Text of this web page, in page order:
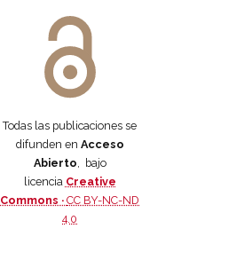
Todas las publicaciones se
difunden en Acceso
Abierto , bajo
licencia Creative
Commons ·CC BY-NC-ND
4.0